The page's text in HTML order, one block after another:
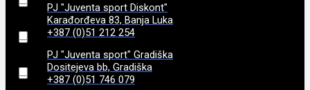
3,6(0)
3,7(0)
192(0)
195(0)
PJ "Juventa sport Diskont"
Karađorđeva 83, Banja Luka
+387 (0)51 212 254
PJ "Juventa sport" Gradiška
Dositejeva bb, Gradiška
+387 (0)51 746 079